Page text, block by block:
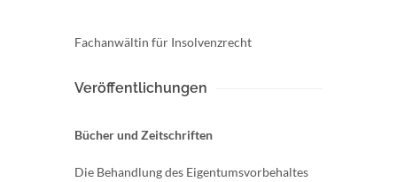
Fachanwältin für Insolvenzrecht
Veröffentlichungen
Bücher und Zeitschriften
Die Behandlung des Eigentumsvorbehaltes